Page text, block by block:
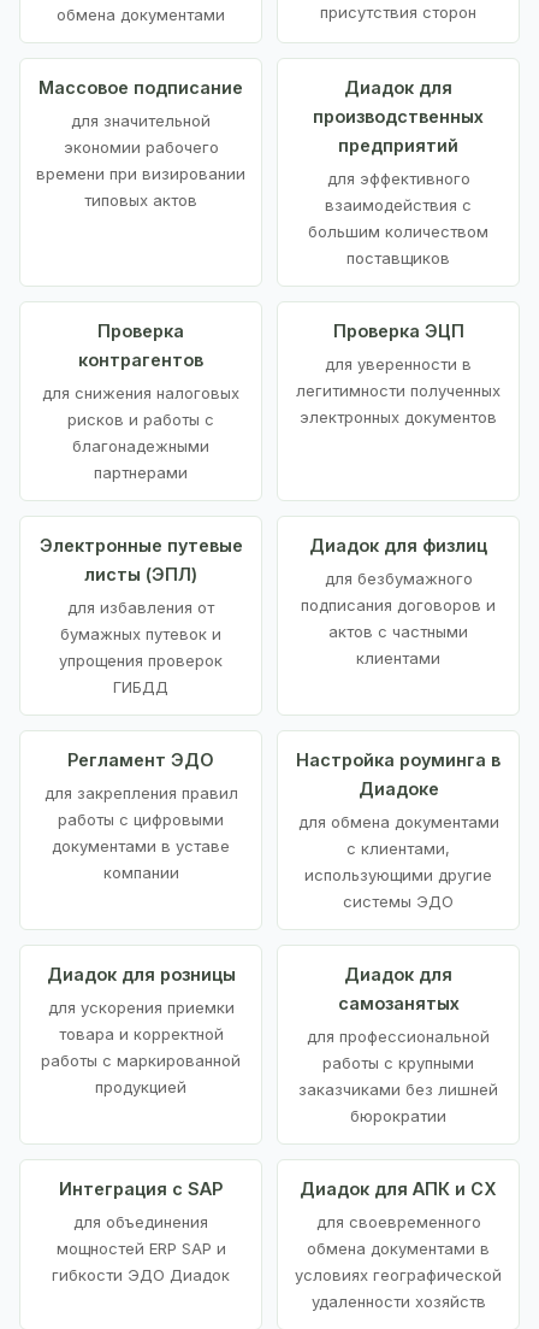
обмена документами
присутствия сторон
Массовое подписание
для значительной
экономии рабочего
времени при визировании
типовых актов
Диадок для
производственных
предприятий
для эффективного
взаимодействия с
большим количеством
поставщиков
Проверка
контрагентов
для снижения налоговых
рисков и работы с
благонадежными
партнерами
Проверка ЭЦП
для уверенности в
легитимности полученных
электронных документов
Электронные путевые
листы (ЭПЛ)
для избавления от
бумажных путевок и
упрощения проверок
ГИБДД
Диадок для физлиц
для безбумажного
подписания договоров и
актов с частными
клиентами
Регламент ЭДО
для закрепления правил
работы с цифровыми
документами в уставе
компании
Настройка роуминга в
Диадоке
для обмена документами
с клиентами,
использующими другие
системы ЭДО
Диадок для розницы
для ускорения приемки
товара и корректной
работы с маркированной
продукцией
Диадок для
самозанятых
для профессиональной
работы с крупными
заказчиками без лишней
бюрократии
Интеграция с SAP
для объединения
мощностей ERP SAP и
гибкости ЭДО Диадок
Диадок для АПК и СХ
для своевременного
обмена документами в
условиях географической
удаленности хозяйств